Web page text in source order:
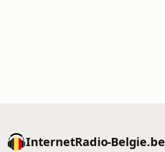
InternetRadio-Belgie.be